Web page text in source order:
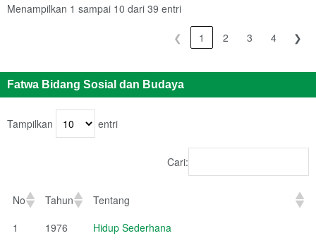
Menampilkan 1 sampai 10 dari 39 entri
❮ 1 2 3 4 ❯
Fatwa Bidang Sosial dan Budaya
Tampilkan entri
Cari:
No Tahun
Tentang
1
1976
Hidup Sederhana